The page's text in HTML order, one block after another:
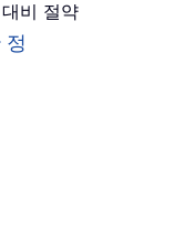
비 절약
정